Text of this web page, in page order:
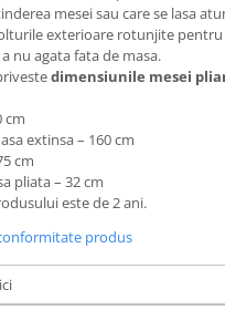
mesei sau care se lasa
exterioare rotunjite pentru
nu agata fata de masa.
dimensiunile mesei
cm
extinsa – 160 cm
cm
pliata – 32 cm
este de 2 ani.
produs